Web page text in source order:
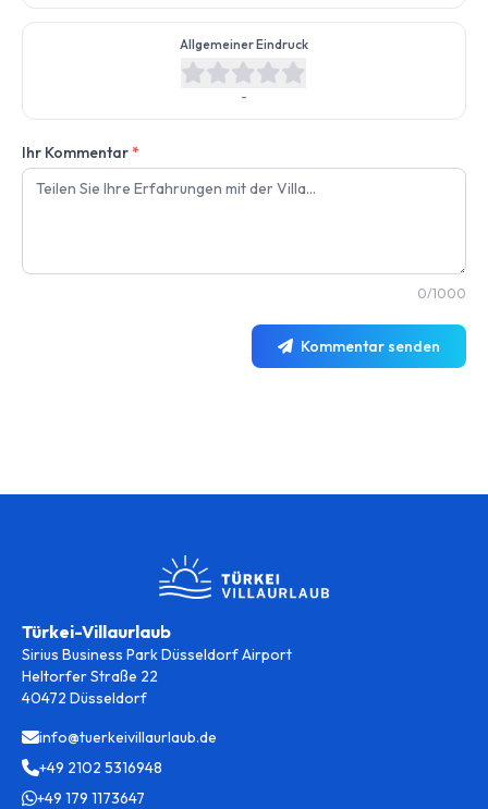
Allgemeiner Eindruck
-
Ihr Kommentar*
0/1000
Kommentar senden
Türkei-Villaurlaub
Sirius Business Park Düsseldorf Airport
Heltorfer Straße 22
40472 Düsseldorf
info@tuerkeivillaurlaub.de
+49 2102 5316948
+49 179 1173647